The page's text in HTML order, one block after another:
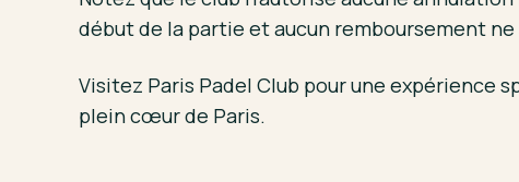
début de la partie et aucun remboursement
Visitez Paris Padel Club pour une expérience
plein cœur de Paris.